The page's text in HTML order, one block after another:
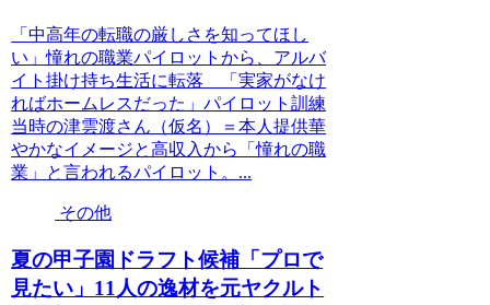
「中高年の転職の厳しさを知ってほし
い」憧れの職業パイロットから、アルバ
イト掛け持ち生活に転落 「実家がなけ
ればホームレスだった」パイロット訓練
当時の津雲渡さん（仮名）＝本人提供華
やかなイメージと高収入から「憧れの職
業」と言われるパイロット。...
その他
夏の甲子園ドラフト候補「プロで
見たい」11人の逸材を元ヤクルト